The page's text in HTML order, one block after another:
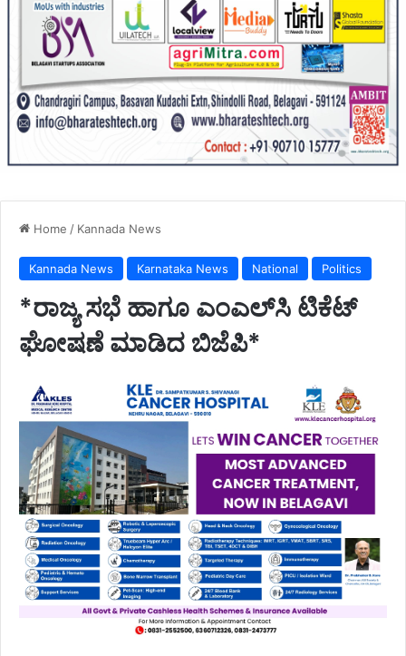
Home / Kannada News
Kannada News Karnataka News National Politics
*ರಾಜ್ಯ ಸಭೆ ಹಾಗೂ ಎಂಎಲ್‌ಸಿ ಟಿಕೆಟ್
ಘೋಷಣೆ ಮಾಡಿದ ಬಿಜೆಪಿ*